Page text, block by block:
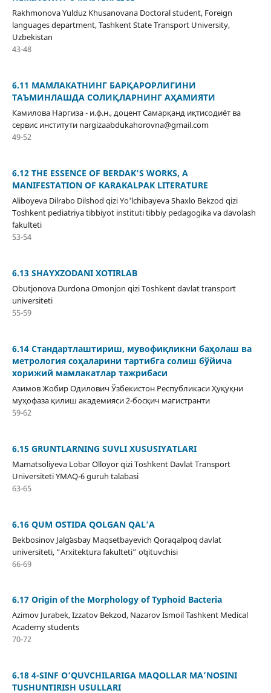
Rakhmonova Yulduz Khusanovana Doctoral student, Foreign
languages department, Tashkent State Transport University,
Uzbekistan
43-48
6.11 МАМЛАКАТНИНГ БАРҚАРОРЛИГИНИ
ТАЪМИНЛАШДА СОЛИҚЛАРНИНГ АҲАМИЯТИ
Камилова Наргиза - и.ф.н., доцент Самарқанд иқтисодиёт ва
сервис институти nargizaabdukahorovna@gmail.com
49-52
6.12 THE ESSENCE OF BERDAK'S WORKS, A
MANIFESTATION OF KARAKALPAK LITERATURE
Aliboyeva Dilrabo Dilshod qizi Yo'lchibayeva Shaxlo Bekzod qizi
Toshkent pediatriya tibbiyot instituti tibbiy pedagogika va davolash
fakulteti
53-54
6.13 SHAYXZODANI XOTIRLAB
Obutjonova Durdona Omonjon qizi Toshkent davlat transport
universiteti
55-59
6.14 Стандартлаштириш, мувофиқликни баҳолаш ва
метрология соҳаларини тартибга солиш бўйича
хорижий мамлакатлар тажрибаси
Азимов Жобир Одилович Ўзбекистон Республикаси Ҳуқуқни
муҳофаза қилиш академияси 2-босқич магистранти
59-62
6.15 GRUNTLARNING SUVLI XUSUSIYATLARI
Mamatsoliyeva Lobar Olloyor qizi Toshkent Davlat Transport
Universiteti YMAQ-6 guruh talabasi
63-65
6.16 QUM OSTIDA QOLGAN QALʼA
Bekbosinov Jalgʻasbay Maqsetbayevich Qoraqalpoq davlat
universiteti, “Arxitektura fakulteti” oʻqituvchisi
66-69
6.17 Origin of the Morphology of Typhoid Bacteria
Azimov Jurabek, Izzatov Bekzod, Nazarov Ismoil Tashkent Medical
Academy students
70-72
6.18 4-SINF O‘QUVCHILARIGA MAQOLLAR MA’NOSINI
TUSHUNTIRISH USULLARI